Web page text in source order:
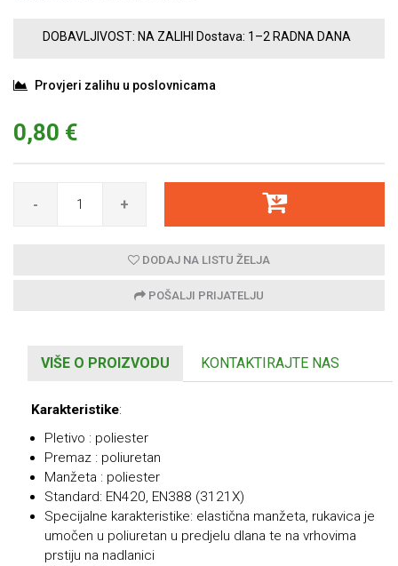
DOBAVLJIVOST: NA ZALIHI Dostava: 1–2 RADNA DANA
Provjeri zalihu u poslovnicama
0,80 €
- +
DODAJ NA LISTU ŽELJA
POŠALJI PRIJATELJU
VIŠE O PROIZVODU KONTAKTIRAJTE NAS
Karakteristike:
Pletivo : poliester
Premaz : poliuretan
Manžeta : poliester
Standard: EN420, EN388 (3121X)
Specijalne karakteristike: elastična manžeta, rukavica je
umočen u poliuretan u predjelu dlana te na vrhovima
prstiju na nadlanici